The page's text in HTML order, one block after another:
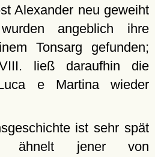
Alexander neu geweiht
angeblich ihre
Tonsarg gefunden;
ließ daraufhin die
e Martina wieder
ist sehr spät
ähnelt jener von